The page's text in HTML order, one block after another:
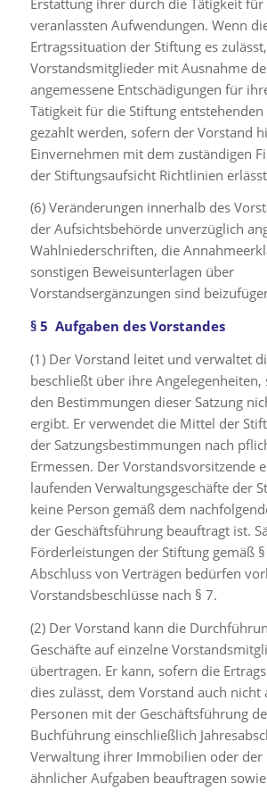
veranlassten Aufwendungen. Wenn
Ertragssituation der Stiftung es
Vorstandsmitglieder mit Ausnahme
angemessene Entschädigungen für
Tätigkeit für die Stiftung
gezahlt werden, sofern der Vorstand
Einvernehmen mit dem zuständigen
der Stiftungsaufsicht Richtlinien
(6) Veränderungen innerhalb des
der Aufsichtsbehörde unverzüglich
Wahlniederschriften, die
sonstigen Beweisunterlagen über
Vorstandsergänzungen sind
§ 5 Aufgaben des Vorstandes
(1) Der Vorstand leitet und verwaltet
beschließt über ihre Angelegenheiten,
den Bestimmungen dieser Satzung
ergibt. Er verwendet die Mittel der
der Satzungsbestimmungen nach
Ermessen. Der Vorstandsvorsitzende
laufenden Verwaltungsgeschäfte der
keine Person gemäß dem
der Geschäftsführung beauftragt ist.
Förderleistungen der Stiftung gemäß
Abschluss von Verträgen bedürfen
Vorstandsbeschlüsse nach § 7.
(2) Der Vorstand kann die
Geschäfte auf einzelne
übertragen. Er kann, sofern die
dies zulässt, dem Vorstand auch nicht
Personen mit der Geschäftsführung
Buchführung einschließlich
Verwaltung ihrer Immobilien oder der
ähnlicher Aufgaben beauftragen